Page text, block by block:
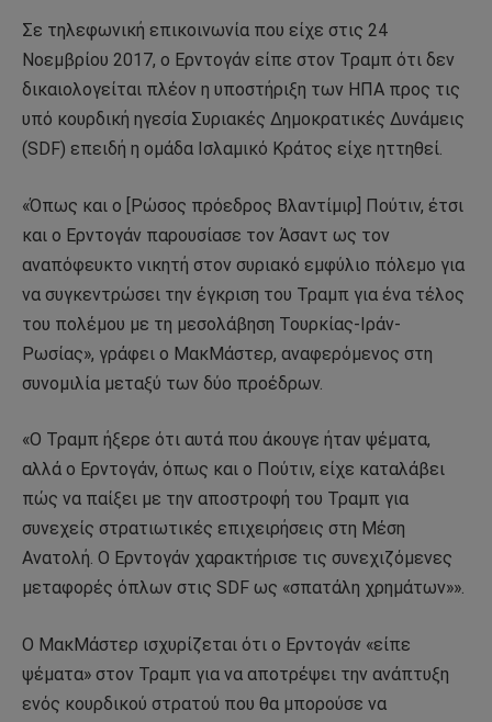
Σε τηλεφωνική επικοινωνία που είχε στις 24
Νοεμβρίου 2017, ο Ερντογάν είπε στον Τραμπ ότι δεν
δικαιολογείται πλέον η υποστήριξη των ΗΠΑ προς τις
υπό κουρδική ηγεσία Συριακές Δημοκρατικές Δυνάμεις
(SDF) επειδή η ομάδα Ισλαμικό Κράτος είχε ηττηθεί.
«Όπως και ο [Ρώσος πρόεδρος Βλαντίμιρ] Πούτιν, έτσι
και ο Ερντογάν παρουσίασε τον Άσαντ ως τον
αναπόφευκτο νικητή στον συριακό εμφύλιο πόλεμο για
να συγκεντρώσει την έγκριση του Τραμπ για ένα τέλος
του πολέμου με τη μεσολάβηση Τουρκίας-Ιράν-
Ρωσίας», γράφει ο ΜακΜάστερ, αναφερόμενος στη
συνομιλία μεταξύ των δύο προέδρων.
«Ο Τραμπ ήξερε ότι αυτά που άκουγε ήταν ψέματα,
αλλά ο Ερντογάν, όπως και ο Πούτιν, είχε καταλάβει
πώς να παίξει με την αποστροφή του Τραμπ για
συνεχείς στρατιωτικές επιχειρήσεις στη Μέση
Ανατολή. Ο Ερντογάν χαρακτήρισε τις συνεχιζόμενες
μεταφορές όπλων στις SDF ως «σπατάλη χρημάτων»».
Ο ΜακΜάστερ ισχυρίζεται ότι ο Ερντογάν «είπε
ψέματα» στον Τραμπ για να αποτρέψει την ανάπτυξη
ενός κουρδικού στρατού που θα μπορούσε να